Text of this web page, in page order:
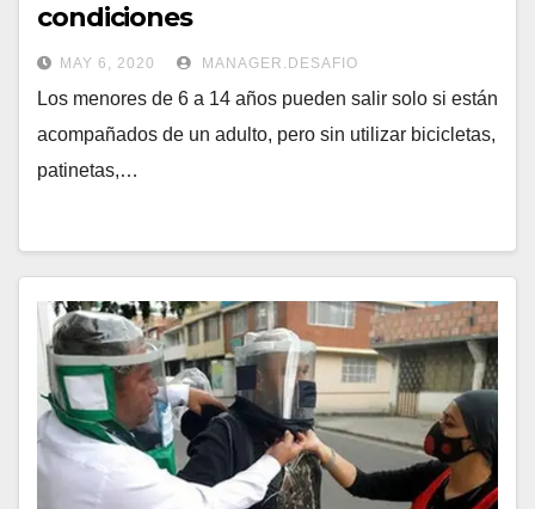
condiciones
MAY 6, 2020 MANAGER.DESAFIO
Los menores de 6 a 14 años pueden salir solo si están
acompañados de un adulto, pero sin utilizar bicicletas,
patinetas,…